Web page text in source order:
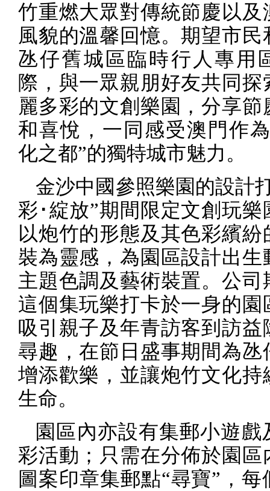
竹重燃大眾對傳統節慶以及
風貌的溫馨回憶。期望市民
氹仔舊城區臨時行人專用
際，與一眾親朋好友共同探
麗多彩的文創樂園，分享節
和喜悅，一同感受澳門作
化之都”的獨特城市魅力。
金沙中國參照樂園的設計
彩･綻放”期間限定文創玩樂
以炮竹的形態及其色彩繽紛
裝為靈感，為園區設計出生
主題色調及藝術裝置。公司
這個集玩樂打卡於一身的園
吸引親子及年青訪客到訪益
尋趣，在節日盛事期間為氹
增添歡樂，並讓炮竹文化持
生命。
園區內亦設有集郵小遊戲
彩活動；只需在分佈於園區
圖案印章集郵點“尋寶”，每